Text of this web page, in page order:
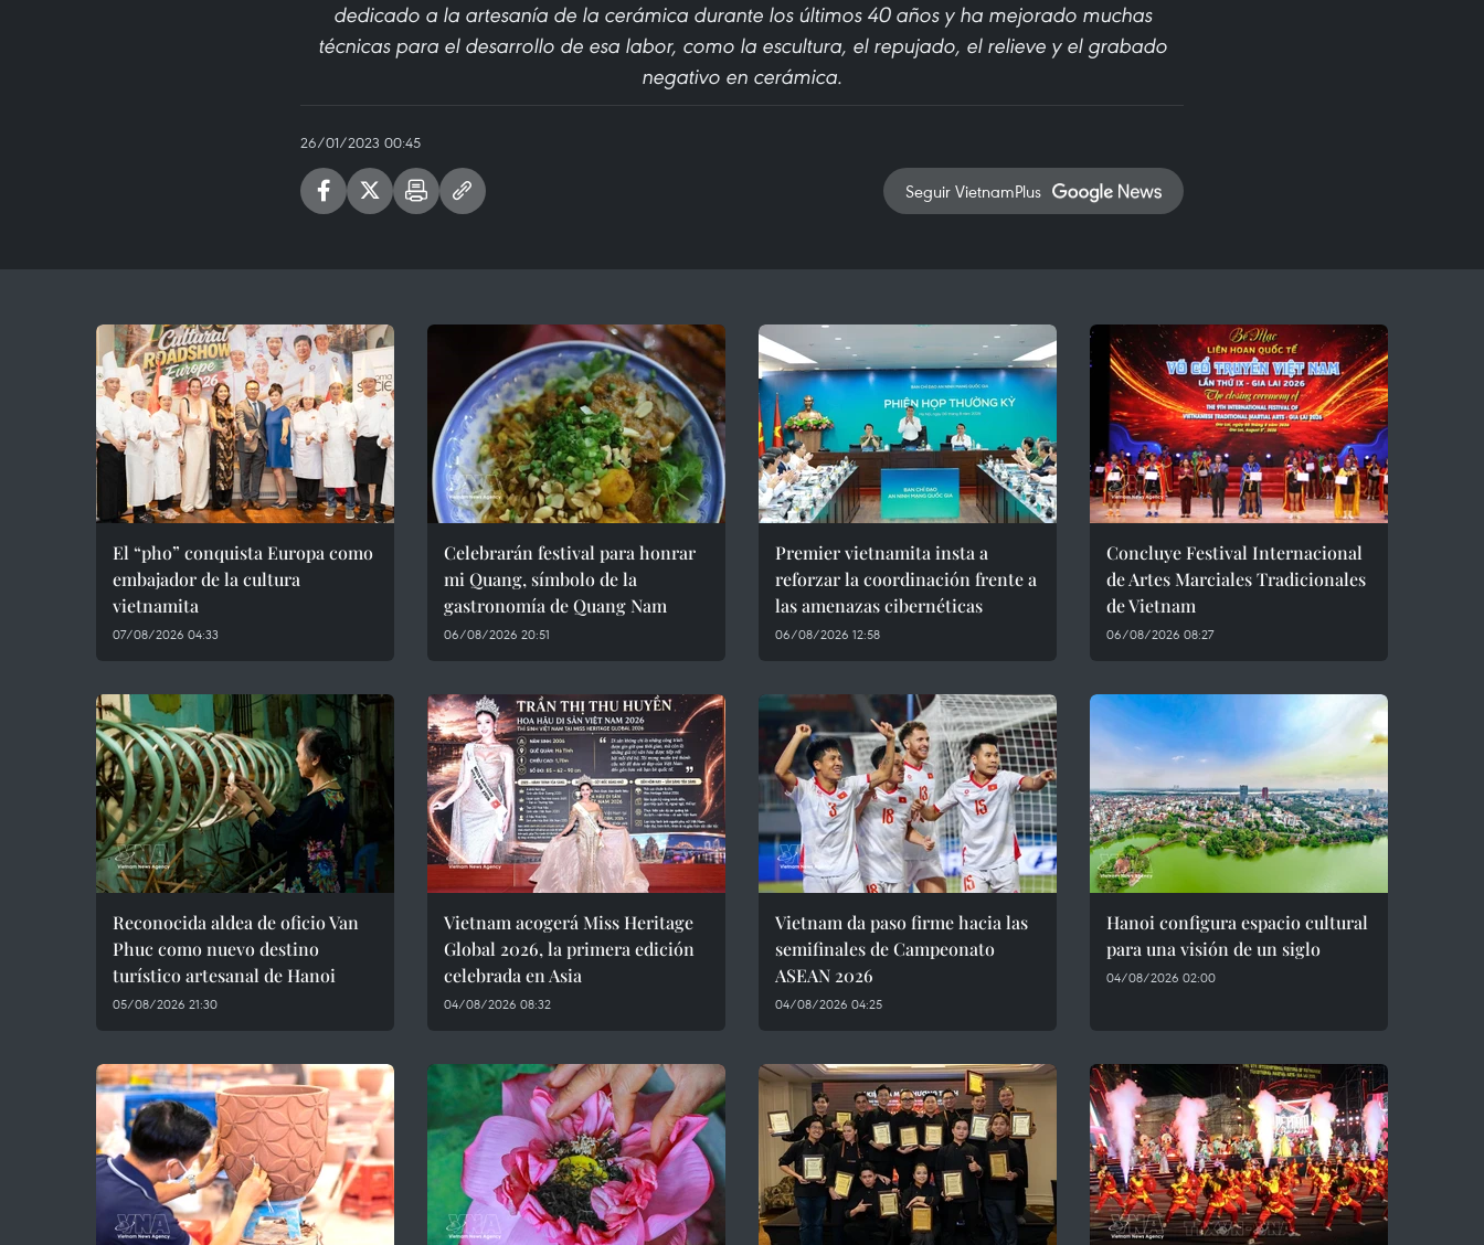
dedicado a la artesanía de la cerámica durante los últimos 40 años y ha mejorado muchas
técnicas para el desarrollo de esa labor, como la escultura, el repujado, el relieve y el grabado
negativo en cerámica.
26/01/2023 00:45
Seguir VietnamPlus
El “pho” conquista Europa como
embajador de la cultura
vietnamita
07/08/2026 04:33
Celebrarán festival para honrar
mi Quang, símbolo de la
gastronomía de Quang Nam
06/08/2026 20:51
Premier vietnamita insta a
reforzar la coordinación frente a
las amenazas cibernéticas
06/08/2026 12:58
Concluye Festival Internacional
de Artes Marciales Tradicionales
de Vietnam
06/08/2026 08:27
Reconocida aldea de oficio Van
Phuc como nuevo destino
turístico artesanal de Hanoi
05/08/2026 21:30
Vietnam acogerá Miss Heritage
Global 2026, la primera edición
celebrada en Asia
04/08/2026 08:32
Vietnam da paso firme hacia las
semifinales de Campeonato
ASEAN 2026
04/08/2026 04:25
Hanoi configura espacio cultural
para una visión de un siglo
04/08/2026 02:00